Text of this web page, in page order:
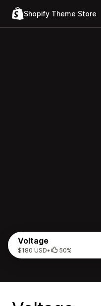
Shopify Theme Store
Voltage
$180 USD• 50%